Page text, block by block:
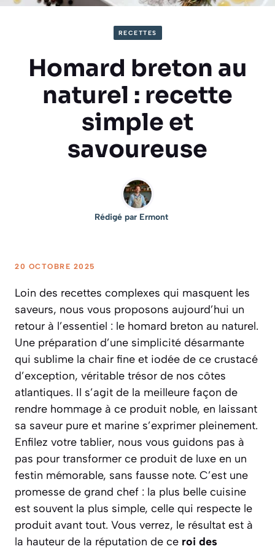
RECETTES
Homard breton au
naturel : recette
simple et
savoureuse
Rédigé par Ermont
20 OCTOBRE 2025
Loin des recettes complexes qui masquent les
saveurs, nous vous proposons aujourd’hui un
retour à l’essentiel : le homard breton au naturel.
Une préparation d’une simplicité désarmante
qui sublime la chair fine et iodée de ce crustacé
d’exception, véritable trésor de nos côtes
atlantiques. Il s’agit de la meilleure façon de
rendre hommage à ce produit noble, en laissant
sa saveur pure et marine s’exprimer pleinement.
Enfilez votre tablier, nous vous guidons pas à
pas pour transformer ce produit de luxe en un
festin mémorable, sans fausse note. C’est une
promesse de grand chef : la plus belle cuisine
est souvent la plus simple, celle qui respecte le
produit avant tout. Vous verrez, le résultat est à
la hauteur de la réputation de ce roi des